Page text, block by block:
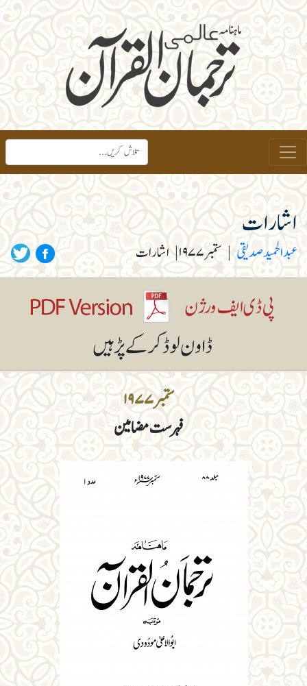
ستمبر ۱۹۷۷
فہرست مضامین
اشارات
عبد الحمید صدیقی | ستمبر ۱۹۷۷ | اشارات